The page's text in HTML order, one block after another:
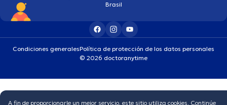
Brasil
Condiciones generalesPolítica de protección de los datos personales
© 2026 doctoranytime
A fin de proporcionarle un mejor servicio, este sitio utiliza cookies. Continúe